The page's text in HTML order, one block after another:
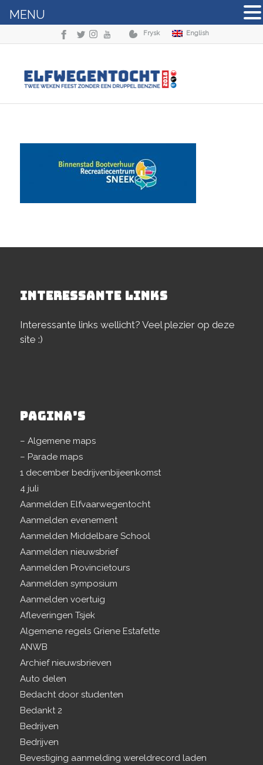
Frysk English
INTERESSANTE LINKS
Interessante links wellicht? Veel plezier op deze
site :)
PAGINA’S
– Algemene maps
– Parade maps
1 december bedrijvenbijeenkomst
4 juli
Aanmelden Elfvaarwegentocht
Aanmelden evenement
Aanmelden Middelbare School
Aanmelden nieuwsbrief
Aanmelden Provincietours
Aanmelden symposium
Aanmelden voertuig
Afleveringen Tsjek
Algemene regels Griene Estafette
ANWB
Archief nieuwsbrieven
Auto delen
Bedacht door studenten
Bedankt 2
Bedrijven
Bedrijven
Bevestiging aanmelding wereldrecord laden
MENU